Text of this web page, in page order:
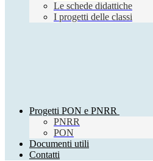
Le schede didattiche
I progetti delle classi
Progetti PON e PNRR
PNRR
PON
Documenti utili
Contatti